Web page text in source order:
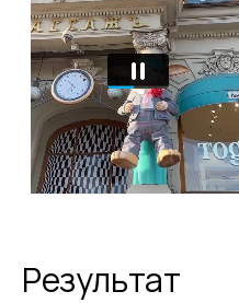
Результат